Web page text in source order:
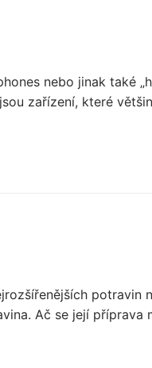
nebo jinak také
zařízení, které
potravin
Ač se její příprava